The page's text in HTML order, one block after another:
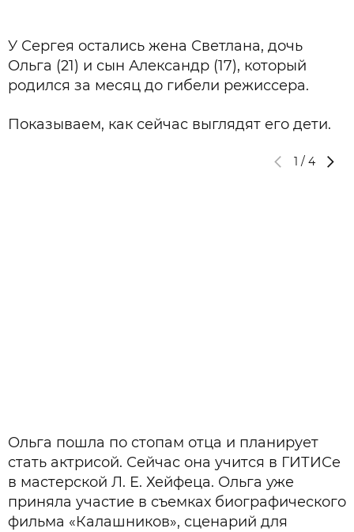
У Сергея остались жена Светлана, дочь
Ольга (21) и сын Александр (17), который
родился за месяц до гибели режиссера.
Показываем, как сейчас выглядят его дети.
1 / 4
Ольга пошла по стопам отца и планирует
стать актрисой. Сейчас она учится в ГИТИСе
в мастерской Л. Е. Хейфеца. Ольга уже
приняла участие в съемках биографического
фильма «Калашников», сценарий для